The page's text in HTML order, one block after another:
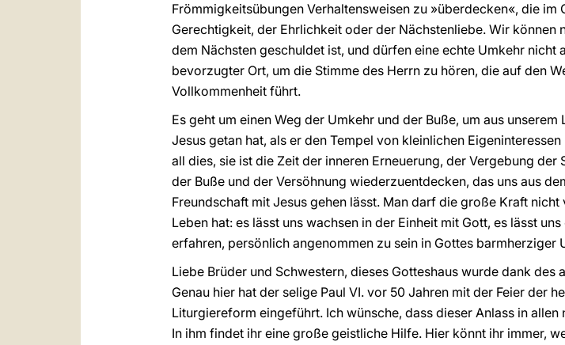
Frömmigkeitsübungen Verhaltensweisen zu »überdecken«, die
Gerechtigkeit, der Ehrlichkeit oder der Nächstenliebe. Wir
dem Nächsten geschuldet ist, und dürfen eine echte Umkehr
bevorzugter Ort, um die Stimme des Herrn zu hören, die auf den
Vollkommenheit führt.
Es geht um einen Weg der Umkehr und der Buße, um aus
Jesus getan hat, als er den Tempel von kleinlichen
all dies, sie ist die Zeit der inneren Erneuerung, der Vergebung
der Buße und der Versöhnung wiederzuentdecken, das uns aus
Freundschaft mit Jesus gehen lässt. Man darf die große Kraft
Leben hat: es lässt uns wachsen in der Einheit mit Gott, es lässt
erfahren, persönlich angenommen zu sein in Gottes barmherziger
Liebe Brüder und Schwestern, dieses Gotteshaus wurde dank
Genau hier hat der selige Paul VI. vor 50 Jahren mit der Feier der
Liturgiereform eingeführt. Ich wünsche, dass dieser Anlass in
In ihm findet ihr eine große geistliche Hilfe. Hier könnt ihr immer,